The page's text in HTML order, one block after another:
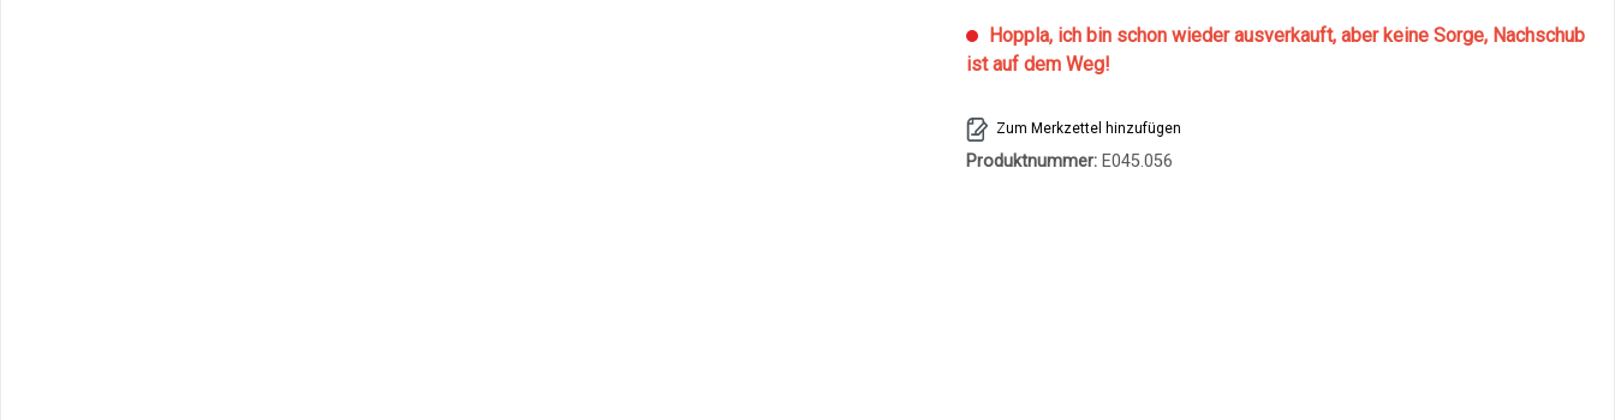
Hoppla, ich bin schon wieder ausverkauft, aber keine Sorge, Nachschub
ist auf dem Weg!
Zum Merkzettel hinzufügen
Produktnummer: E045.056